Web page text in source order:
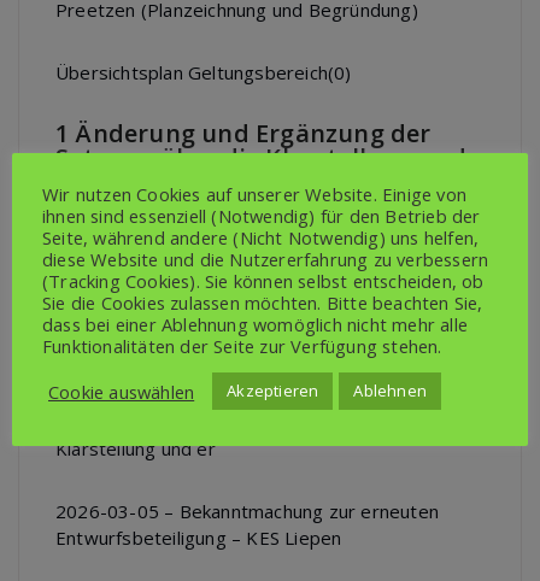
Preetzen (Planzeichnung und Begründung)
Übersichtsplan Geltungsbereich(0)
1 Änderung und Ergänzung der
Satzung über die Klarstellung und
erweiterte Abrundung für den im
Zusammenhang bebauten Ortsteil
Liepen
2025-11-15 – Begründung – erneuter Entwurf –
1. Änderung und Ergänzung der Satzung über die
Klarstellung und erwei
2025-11-15 – Planzeichnung – erneuter Entwurf –
Klarstellung und er
2026-03-05 – Bekanntmachung zur erneuten
Entwurfsbeteiligung – KES Liepen
Wir nutzen Cookies auf unserer Website. Einige von
ihnen sind essenziell (Notwendig) für den Betrieb der
Seite, während andere (Nicht Notwendig) uns helfen,
diese Website und die Nutzererfahrung zu verbessern
(Tracking Cookies). Sie können selbst entscheiden, ob
Sie die Cookies zulassen möchten. Bitte beachten Sie,
dass bei einer Ablehnung womöglich nicht mehr alle
Funktionalitäten der Seite zur Verfügung stehen.
Cookie auswählen
Akzeptieren Ablehnen